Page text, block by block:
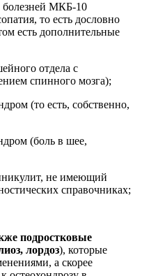
болезней МКБ-10
то есть дословно
есть дополнительные
отдела с
спинного мозга);
(то есть, собственно,
(боль в шее,
не имеющий
справочниках;
подростковые
лордоз), которые
а скорее